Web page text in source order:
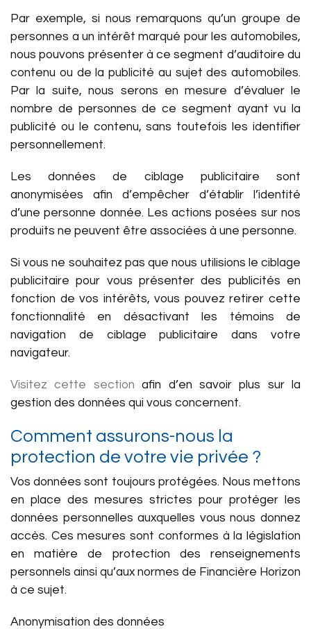
Par exemple, si nous remarquons qu’un groupe de
personnes a un intérêt marqué pour les automobiles,
nous pouvons présenter à ce segment d’auditoire du
contenu ou de la publicité au sujet des automobiles.
Par la suite, nous serons en mesure d’évaluer le
nombre de personnes de ce segment ayant vu la
publicité ou le contenu, sans toutefois les identifier
personnellement.
Les données de ciblage publicitaire sont
anonymisées afin d’empêcher d’établir l’identité
d’une personne donnée. Les actions posées sur nos
produits ne peuvent être associées à une personne.
Si vous ne souhaitez pas que nous utilisions le ciblage
publicitaire pour vous présenter des publicités en
fonction de vos intérêts, vous pouvez retirer cette
fonctionnalité en désactivant les témoins de
navigation de ciblage publicitaire dans votre
navigateur.
Visitez cette section afin d’en savoir plus sur la
gestion des données qui vous concernent.
Comment assurons-nous la
protection de votre vie privée ?
Vos données sont toujours protégées. Nous mettons
en place des mesures strictes pour protéger les
données personnelles auxquelles vous nous donnez
accès. Ces mesures sont conformes à la législation
en matière de protection des renseignements
personnels ainsi qu’aux normes de Financière Horizon
à ce sujet.
Anonymisation des données